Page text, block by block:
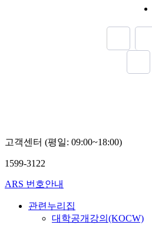
고객센터 (평일: 09:00~18:00)
1599-3122
ARS 번호안내
관련누리집
대학공개강의(KOCW)